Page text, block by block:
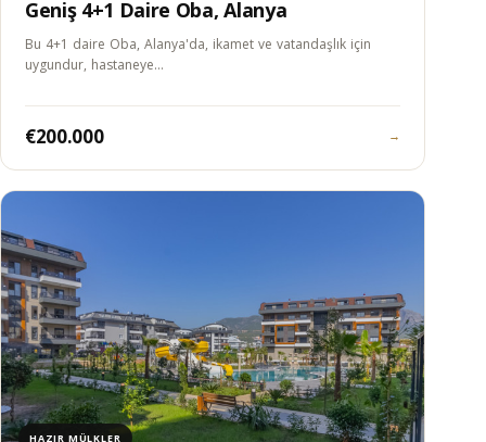
Geniş 4+1 Daire Oba, Alanya
Bu 4+1 daire Oba, Alanya'da, ikamet ve vatandaşlık için
uygundur, hastaneye…
€200.000 →
HAZIR MÜLKLER